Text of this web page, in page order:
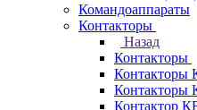
Командоаппараты
Контакторы
Назад
Контакторы
Контакторы
Контакторы
Контактор